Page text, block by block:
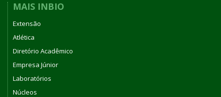
MAIS INBIO
Extensão
Atlética
Diretório Acadêmico
Empresa Júnior
Laboratórios
Núcleos